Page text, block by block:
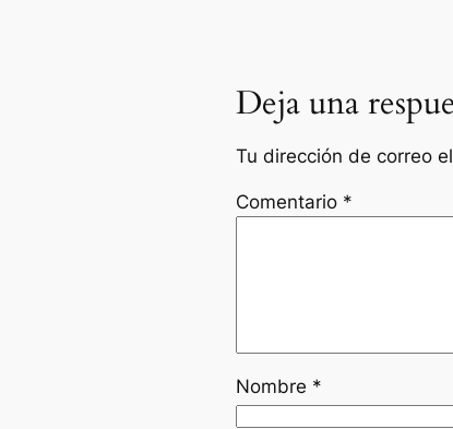
Deja una
Tu dirección de correo
Comentario *
Nombre *